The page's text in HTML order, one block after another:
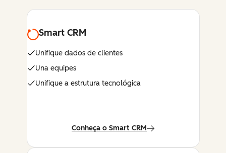
Smart CRM
Unifique dados de clientes
Una equipes
Unifique a estrutura tecnológica
Conheça o Smart CRM